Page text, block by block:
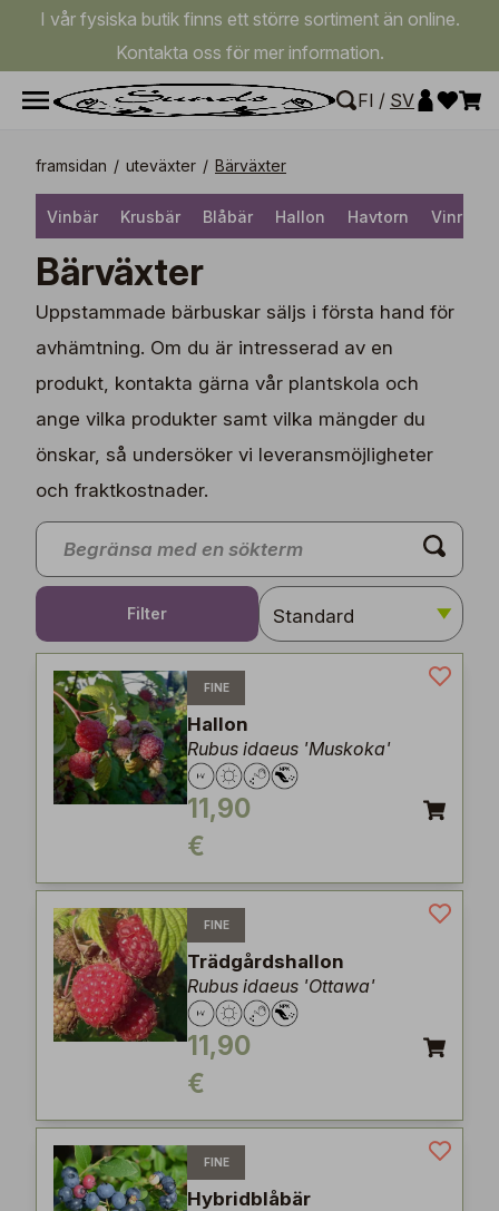
I vår fysiska butik finns ett större sortiment än online.
Kontakta oss för mer information.
FI / SV
framsidan / uteväxter / Bärväxter
Vinbär Krusbär Blåbär Hallon Havtorn
Bärväxter
Uppstammade bärbuskar säljs i första hand för
avhämtning. Om du är intresserad av en
produkt, kontakta gärna vår plantskola och
ange vilka produkter samt vilka mängder du
önskar, så undersöker vi leveransmöjligheter
och fraktkostnader.
Filter
FINE
Hallon
Rubus idaeus 'Muskoka'
11,90
€
FINE
Trädgårdshallon
Rubus idaeus 'Ottawa'
11,90
€
FINE
Hybridblåbär